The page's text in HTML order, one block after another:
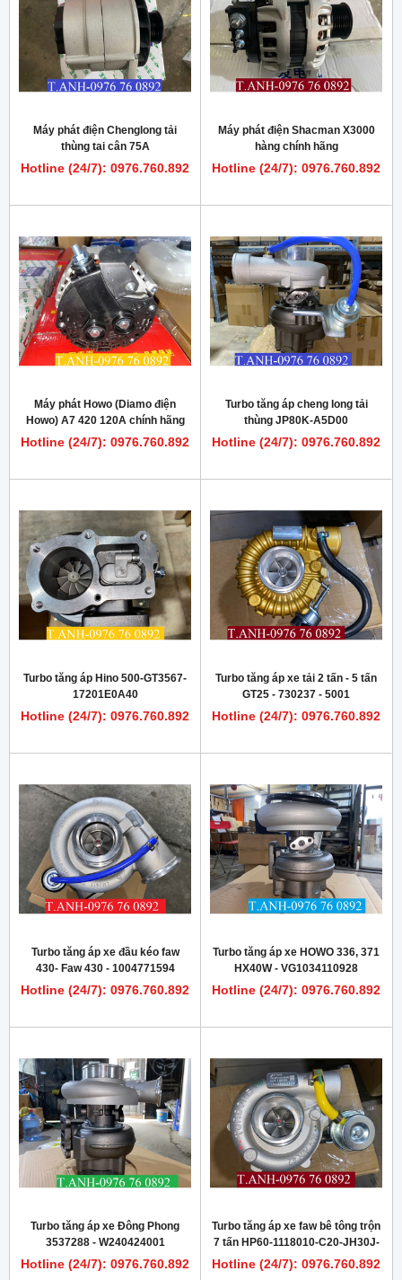
Máy phát điện Chenglong tải
thùng tai cân 75A
Hotline (24/7): 0976.760.892
Máy phát điện Shacman X3000
hàng chính hãng
Hotline (24/7): 0976.760.892
Máy phát Howo (Diamo điện
Howo) A7 420 120A chính hãng
tại Hà Nội
Hotline (24/7): 0976.760.892
Turbo tăng áp cheng long tải
thùng JP80K-A5D00
Hotline (24/7): 0976.760.892
Turbo tăng áp Hino 500-GT3567-
17201E0A40
Hotline (24/7): 0976.760.892
Turbo tăng áp xe tải 2 tấn - 5 tấn
GT25 - 730237 - 5001
Hotline (24/7): 0976.760.892
Turbo tăng áp xe đầu kéo faw
430- Faw 430 - 1004771594
Hotline (24/7): 0976.760.892
Turbo tăng áp xe HOWO 336, 371
HX40W - VG1034110928
Hotline (24/7): 0976.760.892
Turbo tăng áp xe Đông Phong
3537288 - W240424001
Hotline (24/7): 0976.760.892
Turbo tăng áp xe faw bê tông trộn
7 tấn HP60-1118010-C20-JH30J-
23032042
Hotline (24/7): 0976.760.892